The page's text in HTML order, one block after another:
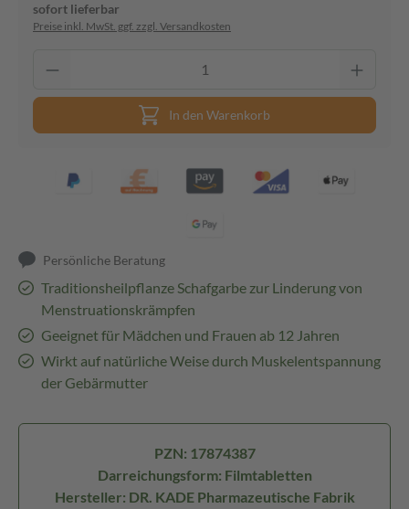
sofort lieferbar
Preise inkl. MwSt. ggf. zzgl. Versandkosten
In den Warenkorb
Persönliche Beratung
Traditionsheilpflanze Schafgarbe zur Linderung von
Menstruationskrämpfen
Geeignet für Mädchen und Frauen ab 12 Jahren
Wirkt auf natürliche Weise durch Muskelentspannung
der Gebärmutter
PZN: 17874387
Darreichungsform: Filmtabletten
Hersteller: DR. KADE Pharmazeutische Fabrik